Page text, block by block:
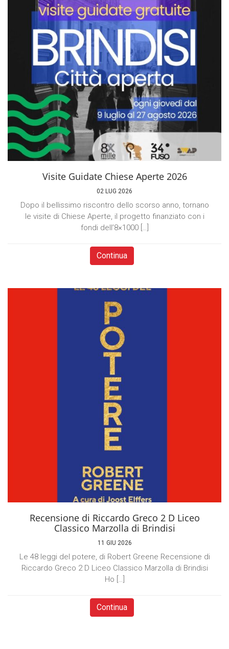
Visite Guidate Chiese Aperte 2026
02 LUG 2026
Dopo il bellissimo riscontro dello scorso anno, tornano
le visite di Chiese Aperte, il progetto finanziato con i
fondi dell’8×1000 […]
Continua
Recensione di Riccardo Greco 2 D Liceo
Classico Marzolla di Brindisi
11 GIU 2026
Le 48 leggi del potere, di Robert Greene Recensione di
Riccardo Greco 2 D Liceo Classico Marzolla di Brindisi
Ho […]
Continua